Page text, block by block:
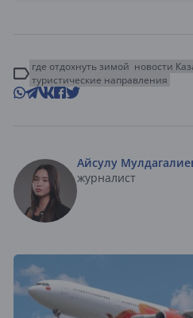
где отдохнуть зимой новости
туристические направления
Айсулу
журналист